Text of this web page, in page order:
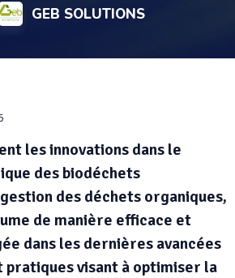
GEB SOLUTIONS
les innovations dans le
des biodéchets
des déchets organiques,
de manière efficace et
dans les dernières avancées
visant à optimiser la